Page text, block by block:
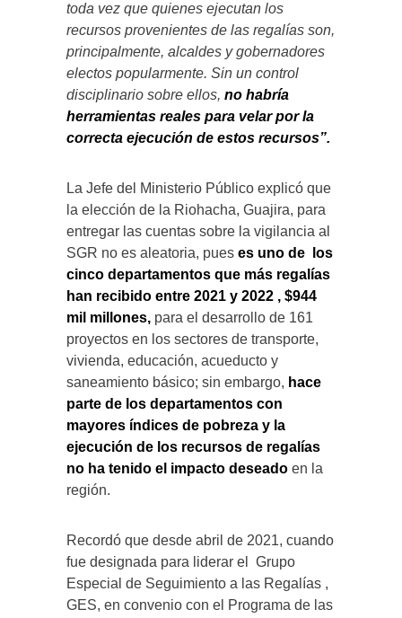
toda vez que quienes ejecutan los
recursos provenientes de las regalías son,
principalmente, alcaldes y gobernadores
electos popularmente. Sin un control
disciplinario sobre ellos, no habría
herramientas reales para velar por la
correcta ejecución de estos recursos”.
La Jefe del Ministerio Público explicó que
la elección de la Riohacha, Guajira, para
entregar las cuentas sobre la vigilancia al
SGR no es aleatoria, pues es uno de los
cinco departamentos que más regalías
han recibido entre 2021 y 2022 , $944
mil millones, para el desarrollo de 161
proyectos en los sectores de transporte,
vivienda, educación, acueducto y
saneamiento básico; sin embargo, hace
parte de los departamentos con
mayores índices de pobreza y la
ejecución de los recursos de regalías
no ha tenido el impacto deseado en la
región.
Recordó que desde abril de 2021, cuando
fue designada para liderar el Grupo
Especial de Seguimiento a las Regalías ,
GES, en convenio con el Programa de las